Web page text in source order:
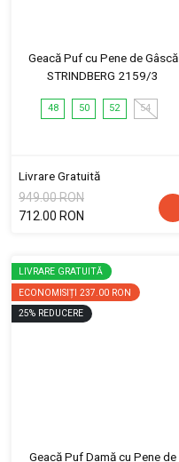
Geacă Puf cu Pene de Gâscă
STRINDBERG 2159/3
48 50 52 54
Livrare Gratuită
949.00 RON
712.00 RON
LIVRARE GRATUITĂ
ECONOMISIȚI 237.00 RON
25% REDUCERE
Geacă Puf Damă cu Pene de